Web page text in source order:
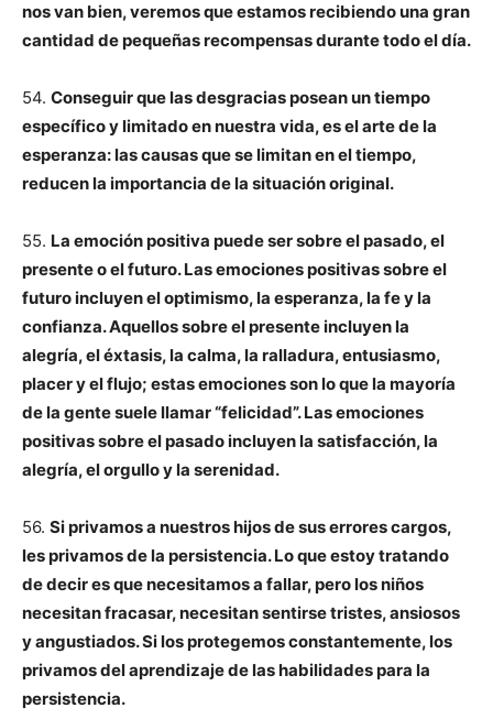
nos van bien, veremos que estamos recibiendo una gran
cantidad de pequeñas recompensas durante todo el día.
54. Conseguir que las desgracias posean un tiempo
específico y limitado en nuestra vida, es el arte de la
esperanza: las causas que se limitan en el tiempo,
reducen la importancia de la situación original.
55. La emoción positiva puede ser sobre el pasado, el
presente o el futuro. Las emociones positivas sobre el
futuro incluyen el optimismo, la esperanza, la fe y la
confianza. Aquellos sobre el presente incluyen la
alegría, el éxtasis, la calma, la ralladura, entusiasmo,
placer y el flujo; estas emociones son lo que la mayoría
de la gente suele llamar “felicidad”. Las emociones
positivas sobre el pasado incluyen la satisfacción, la
alegría, el orgullo y la serenidad.
56. Si privamos a nuestros hijos de sus errores cargos,
les privamos de la persistencia. Lo que estoy tratando
de decir es que necesitamos a fallar, pero los niños
necesitan fracasar, necesitan sentirse tristes, ansiosos
y angustiados. Si los protegemos constantemente, los
privamos del aprendizaje de las habilidades para la
persistencia.